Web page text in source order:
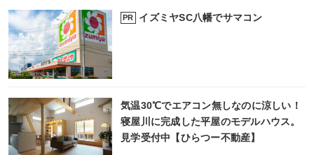
PR イズミヤSC八幡でサマコン
気温30℃でエアコン無しなのに涼しい！
寝屋川に完成した平屋のモデルハウス。
見学受付中【ひらつー不動産】